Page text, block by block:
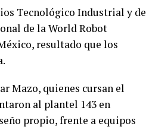
Tecnológico Industrial y de
de la World Robot
resultado que los
Mazo, quienes cursan el
al plantel 143 en
propio, frente a equipos